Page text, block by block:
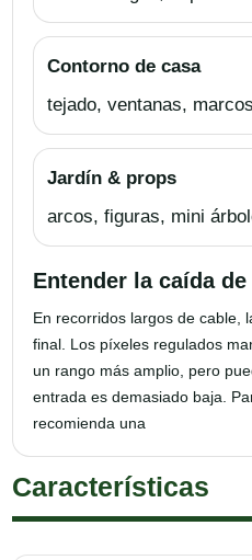
Contorno de casa
tejado, ventanas, marcos
Jardín & props
arcos, figuras, mini
Entender la caída
En recorridos largos de cable,
final. Los píxeles regulados
un rango más amplio, pero
entrada es demasiado baja.
recomienda una
Características